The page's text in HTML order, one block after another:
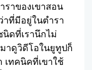
ราของเขาสอน
าที่มีอยู่ในตำรา
ดที่เรานึกไม่
าดูวิดีโอในยูทูปก็
เทคนิคที่เขาใช้